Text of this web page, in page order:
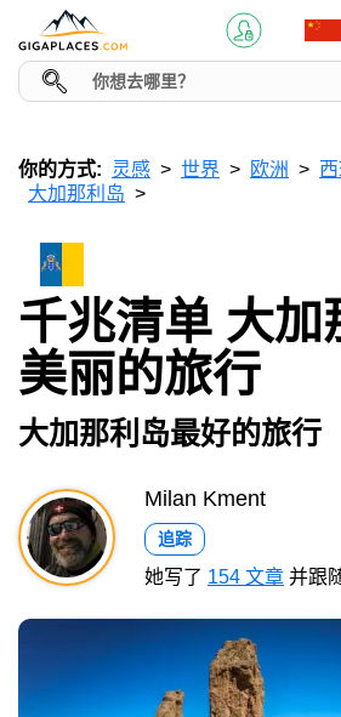
你的方式: 灵感 世界 欧洲
大加那利岛
千兆清单 大加
美丽的旅行
大加那利岛最好的旅行
Milan Kment
追踪
她写了 154 文章 并跟